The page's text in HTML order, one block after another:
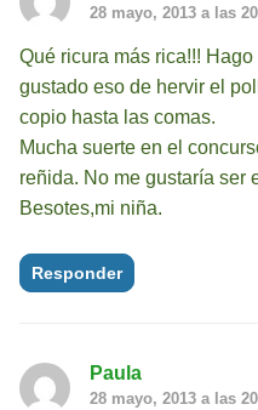
28 mayo, 2013 a las
Qué ricura más rica!!!
gustado eso de hervir el
copio hasta las comas.
Mucha suerte en el
reñida. No me gustaría ser
Besotes,mi niña.
Responder
Paula
28 mayo, 2013 a las